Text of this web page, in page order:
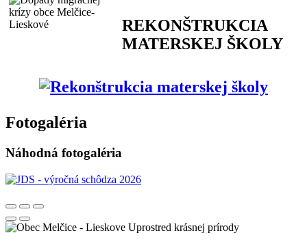
REKONŠTRUKCIA
MATERSKEJ ŠKOLY
Fotogaléria
Náhodná fotogaléria
Uprostred krásnej prírody